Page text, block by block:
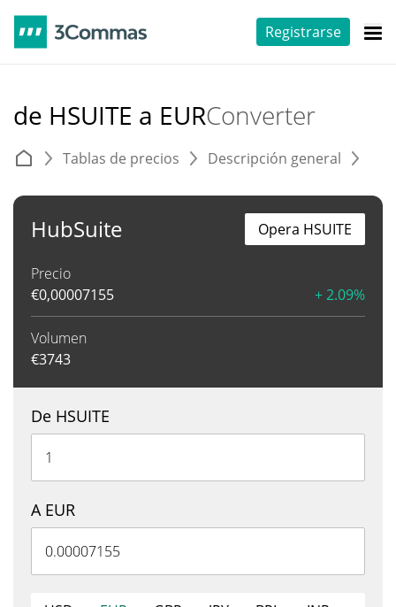
Registrarse
de HSUITE a EURConverter
Tablas de precios Descripción general
HubSuite
Precio
€0,00007155 + 2.09%
Volumen
€3743
Opera HSUITE
De HSUITE
A EUR